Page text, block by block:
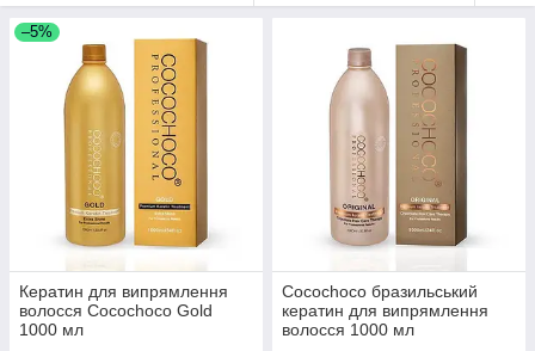
–5%
Кератин для випрямлення
волосся Cocochoco Gold
1000 мл
Cocochoco бразильський
кератин для випрямлення
волосся 1000 мл